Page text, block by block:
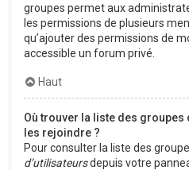
groupes permet aux
les permissions de plusieurs
qu’ajouter des permissions de
accessible un forum privé.
Haut
Où trouver la liste des groupes
les rejoindre ?
Pour consulter la liste des
d’utilisateursdepuis votre